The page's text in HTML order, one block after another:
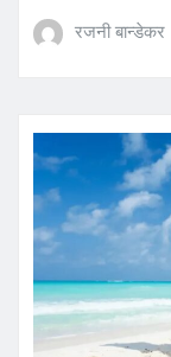
रजनी बान्डेकर